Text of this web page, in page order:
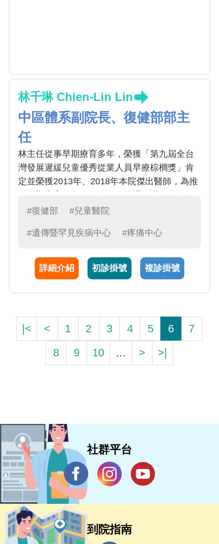
林千琳 Chien-Lin Lin
中區體系副院長、復健部部主
任
林主任從事早期療育多年，榮獲「第九屆全台
灣發展遲緩兒童優秀從業人員早療棕櫚獎」肯
定並榮獲2013年、2018年本院傑出醫師，為推
醫學系、中醫系、物理治療學系、運動醫學系
#復健部 #兒童醫院
#遺傳暨罕見疾病中心 #疼痛中心
詳細介紹 初診掛號 複診掛號
|< < 1 2 3 4 5 6
7
8
9 10 … > >|
社群平台
到院指南